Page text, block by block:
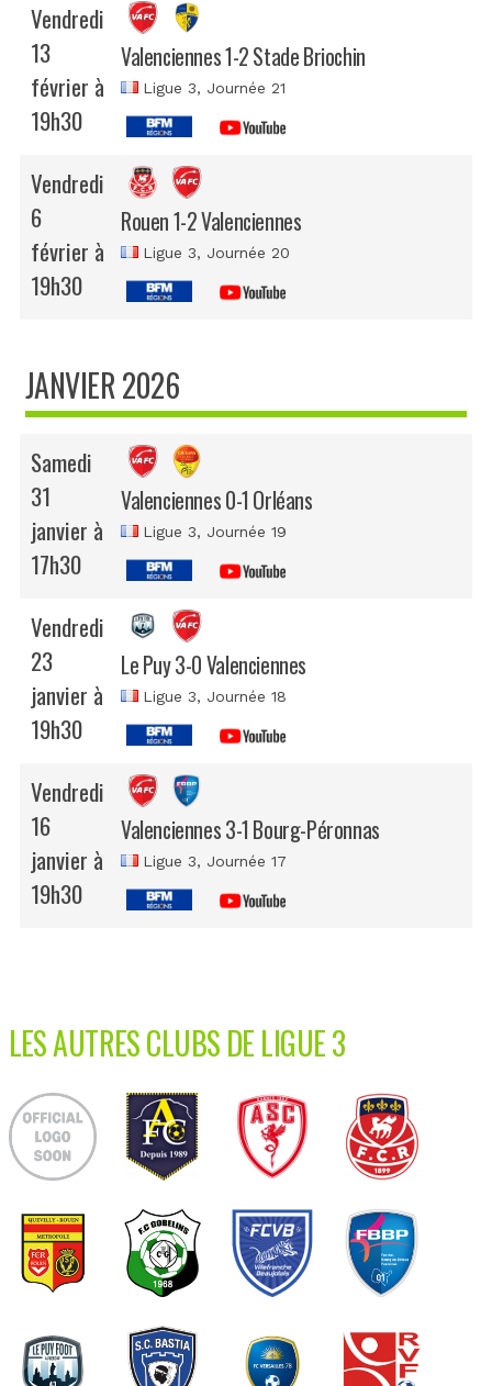
Vendredi
13
février à
19h30
Valenciennes 1-2 Stade Briochin
Ligue 3, Journée 21
Vendredi
6
février à
19h30
Rouen 1-2 Valenciennes
Ligue 3, Journée 20
JANVIER 2026
Samedi
31
janvier à
17h30
Valenciennes 0-1 Orléans
Ligue 3, Journée 19
Vendredi
23
janvier à
19h30
Le Puy 3-0 Valenciennes
Ligue 3, Journée 18
Vendredi
16
janvier à
19h30
Valenciennes 3-1 Bourg-Péronnas
Ligue 3, Journée 17
LES AUTRES CLUBS DE LIGUE 3